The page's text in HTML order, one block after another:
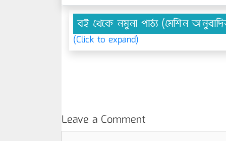
বই থেকে নমুনা পাঠ্য (মেশিন
(Click to expand)
Leave a Comment